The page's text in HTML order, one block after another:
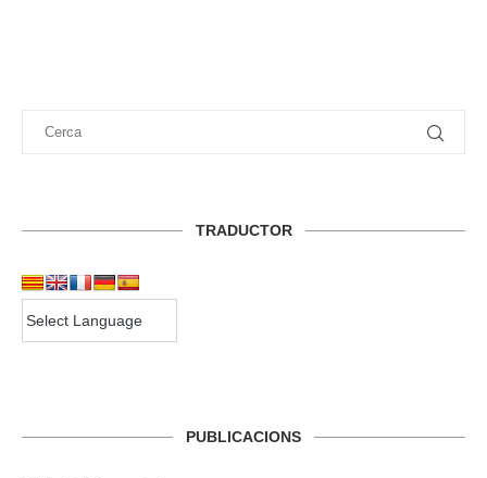
TRADUCTOR
PUBLICACIONS